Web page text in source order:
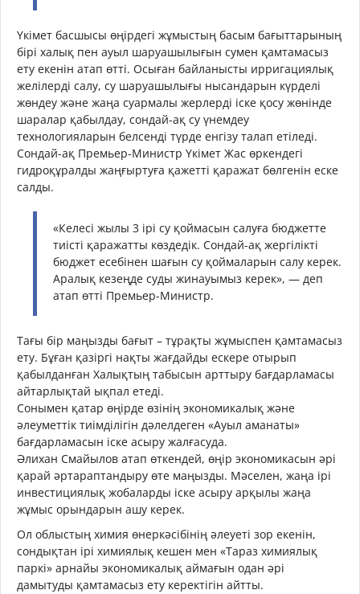
Үкімет басшысы өңірдегі жұмыстың басым бағыттарының
бірі халық пен ауыл шаруашылығын сумен қамтамасыз
ету екенін атап өтті. Осыған байланысты ирригациялық
желілерді салу, су шаруашылығы нысандарын күрделі
жөндеу және жаңа суармалы жерлерді іске қосу жөнінде
шаралар қабылдау, сондай-ақ су үнемдеу
технологияларын белсенді түрде енгізу талап етіледі.
Сондай-ақ Премьер-Министр Үкімет Жас өркендегі
гидроқұралды жаңғыртуға қажетті қаражат бөлгенін еске
салды.
«Келесі жылы 3 ірі су қоймасын салуға бюджетте
тиісті қаражатты көздедік. Сондай-ақ жергілікті
бюджет есебінен шағын су қоймаларын салу керек.
Аралық кезеңде суды жинауымыз керек», — деп
атап өтті Премьер-Министр.
Тағы бір маңызды бағыт – тұрақты жұмыспен қамтамасыз
ету. Бұған қазіргі нақты жағдайды ескере отырып
қабылданған Халықтың табысын арттыру бағдарламасы
айтарлықтай ықпал етеді.
Сонымен қатар өңірде өзінің экономикалық және
әлеуметтік тиімділігін дәлелдеген «Ауыл аманаты»
бағдарламасын іске асыру жалғасуда.
Әлихан Смайылов атап өткендей, өңір экономикасын әрі
қарай әртараптандыру өте маңызды. Мәселен, жаңа ірі
инвестициялық жобаларды іске асыру арқылы жаңа
жұмыс орындарын ашу керек.
Ол облыстың химия өнеркәсібінің әлеуеті зор екенін,
сондықтан ірі химиялық кешен мен «Тараз химиялық
паркі» арнайы экономикалық аймағын одан әрі
дамытуды қамтамасыз ету керектігін айтты.